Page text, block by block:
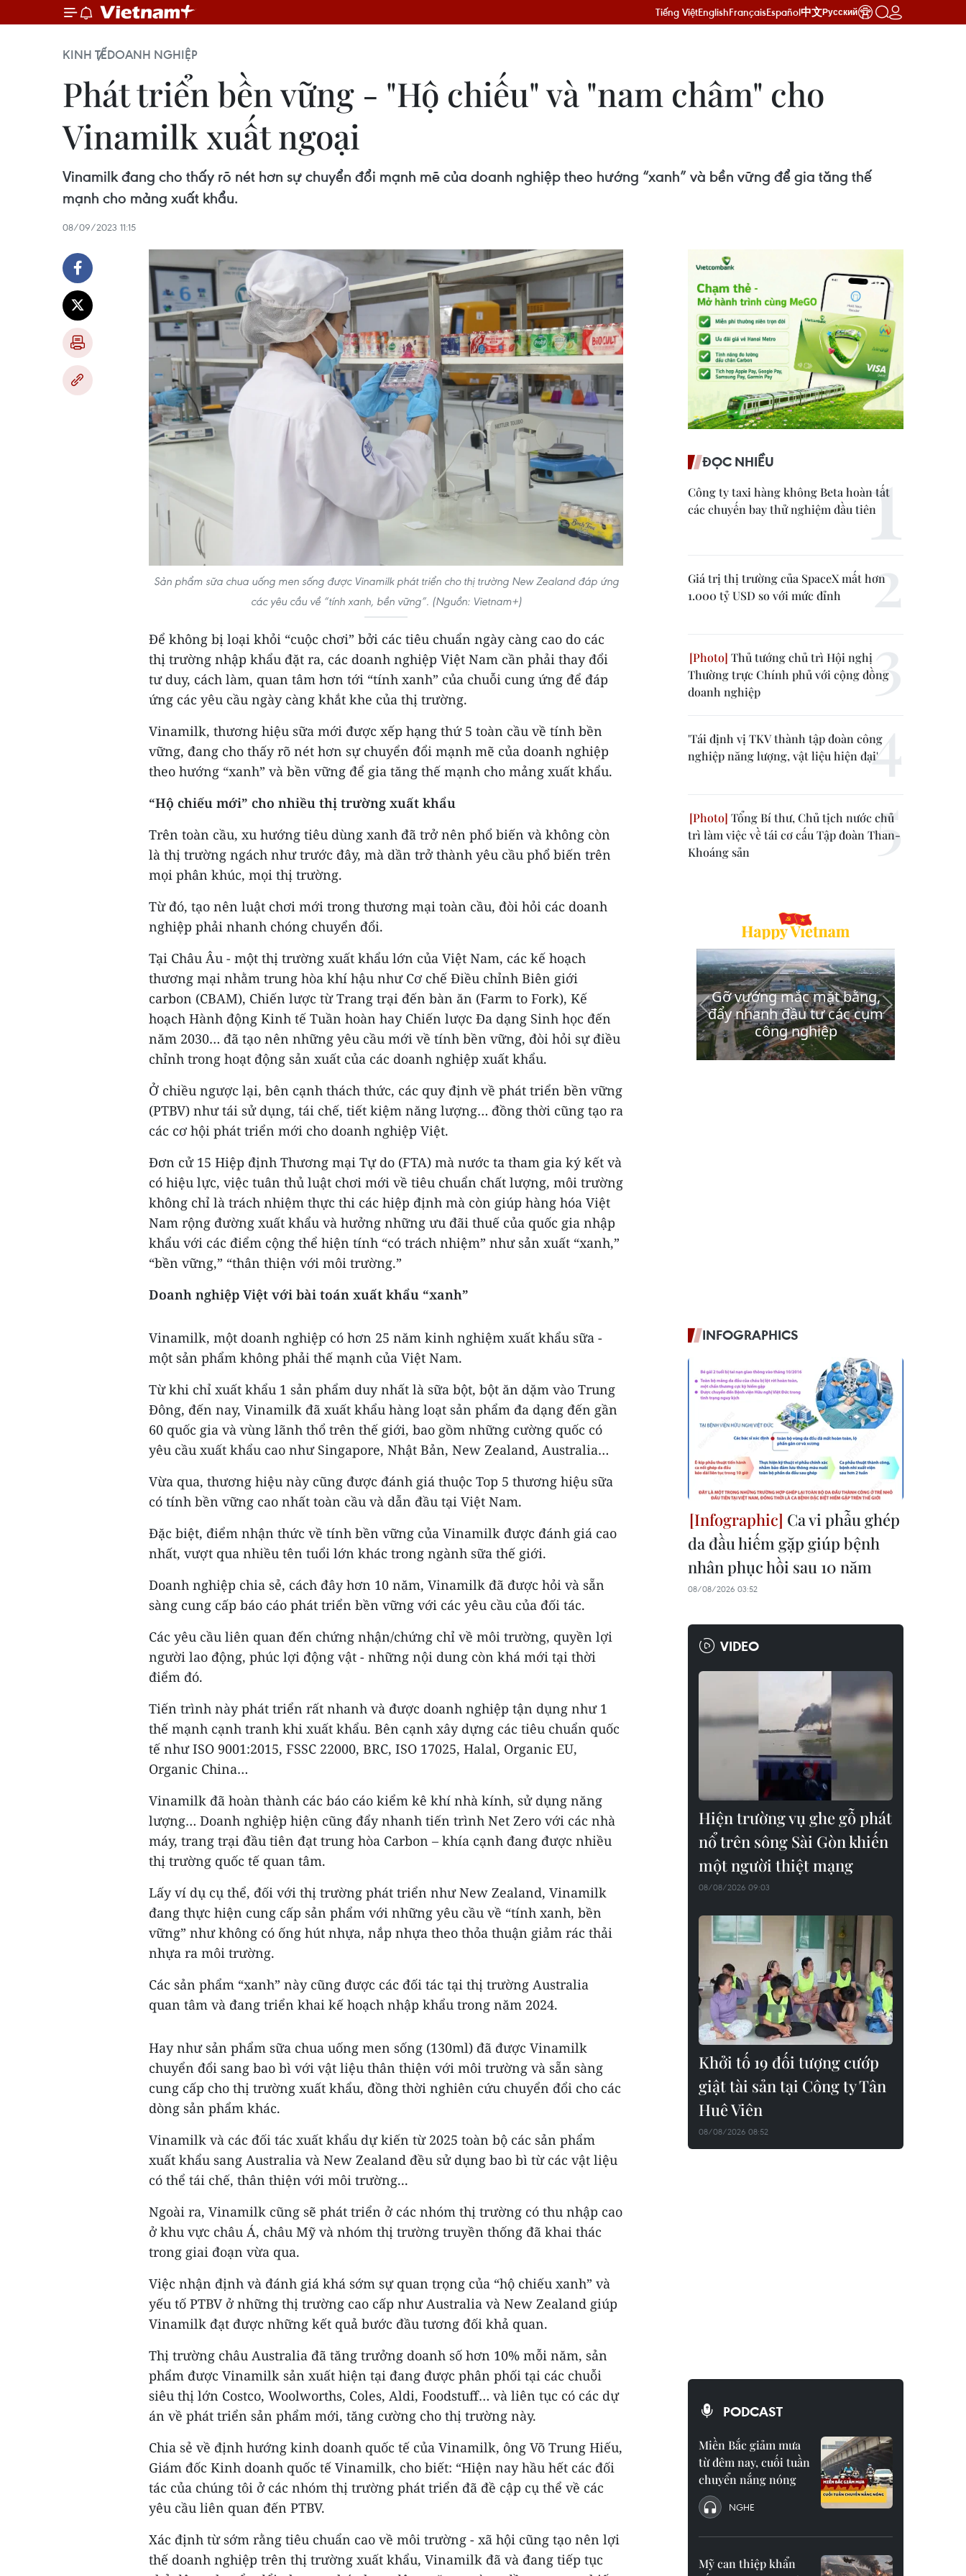
Tiếng ViệtEnglishFrançaisEspañol中文Русский
KINH TẾDOANH NGHIỆP
Phát triển bền vững - "Hộ chiếu" và "nam châm" cho
Vinamilk xuất ngoại
Vinamilk đang cho thấy rõ nét hơn sự chuyển đổi mạnh mẽ của doanh nghiệp theo hướng “xanh” và bền vững để gia tăng thế
mạnh cho mảng xuất khẩu.
08/09/2023 11:15
Sản phẩm sữa chua uống men sống được Vinamilk phát triển cho thị trường New Zealand đáp ứng
các yêu cầu về “tính xanh, bền vững”. (Nguồn: Vietnam+)
Để không bị loại khỏi “cuộc chơi” bởi các tiêu chuẩn ngày càng cao do các
thị trường nhập khẩu đặt ra, các doanh nghiệp Việt Nam cần phải thay đổi
tư duy, cách làm, quan tâm hơn tới “tính xanh” của chuỗi cung ứng để đáp
ứng các yêu cầu ngày càng khắt khe của thị trường.
Vinamilk, thương hiệu sữa mới được xếp hạng thứ 5 toàn cầu về tính bền
vững, đang cho thấy rõ nét hơn sự chuyển đổi mạnh mẽ của doanh nghiệp
theo hướng “xanh” và bền vững để gia tăng thế mạnh cho mảng xuất khẩu.
“Hộ chiếu mới” cho nhiều thị trường xuất khẩu
Trên toàn cầu, xu hướng tiêu dùng xanh đã trở nên phổ biến và không còn
là thị trường ngách như trước đây, mà dần trở thành yêu cầu phổ biến trên
mọi phân khúc, mọi thị trường.
Từ đó, tạo nên luật chơi mới trong thương mại toàn cầu, đòi hỏi các doanh
nghiệp phải nhanh chóng chuyển đổi.
Tại Châu Âu - một thị trường xuất khẩu lớn của Việt Nam, các kế hoạch
thương mại nhằm trung hòa khí hậu như Cơ chế Điều chỉnh Biên giới
carbon (CBAM), Chiến lược từ Trang trại đến bàn ăn (Farm to Fork), Kế
hoạch Hành động Kinh tế Tuần hoàn hay Chiến lược Đa dạng Sinh học đến
năm 2030… đã tạo nên những yêu cầu mới về tính bền vững, đòi hỏi sự điều
chỉnh trong hoạt động sản xuất của các doanh nghiệp xuất khẩu.
Ở chiều ngược lại, bên cạnh thách thức, các quy định về phát triển bền vững
(PTBV) như tái sử dụng, tái chế, tiết kiệm năng lượng… đồng thời cũng tạo ra
các cơ hội phát triển mới cho doanh nghiệp Việt.
Đơn cử 15 Hiệp định Thương mại Tự do (FTA) mà nước ta tham gia ký kết và
có hiệu lực, việc tuân thủ luật chơi mới về tiêu chuẩn chất lượng, môi trường
không chỉ là trách nhiệm thực thi các hiệp định mà còn giúp hàng hóa Việt
Nam rộng đường xuất khẩu và hưởng những ưu đãi thuế của quốc gia nhập
khẩu với các điểm cộng thể hiện tính “có trách nhiệm” như sản xuất “xanh,”
“bền vững,” “thân thiện với môi trường.”
Doanh nghiệp Việt với bài toán xuất khẩu “xanh”
Vinamilk, một doanh nghiệp có hơn 25 năm kinh nghiệm xuất khẩu sữa -
một sản phẩm không phải thế mạnh của Việt Nam.
Từ khi chỉ xuất khẩu 1 sản phẩm duy nhất là sữa bột, bột ăn dặm vào Trung
Đông, đến nay, Vinamilk đã xuất khẩu hàng loạt sản phẩm đa dạng đến gần
60 quốc gia và vùng lãnh thổ trên thế giới, bao gồm những cường quốc có
yêu cầu xuất khẩu cao như Singapore, Nhật Bản, New Zealand, Australia…
Vừa qua, thương hiệu này cũng được đánh giá thuộc Top 5 thương hiệu sữa
có tính bền vững cao nhất toàn cầu và dẫn đầu tại Việt Nam.
Đặc biệt, điểm nhận thức về tính bền vững của Vinamilk được đánh giá cao
nhất, vượt qua nhiều tên tuổi lớn khác trong ngành sữa thế giới.
Doanh nghiệp chia sẻ, cách đây hơn 10 năm, Vinamilk đã được hỏi và sẵn
sàng cung cấp báo cáo phát triển bền vững với các yêu cầu của đối tác.
Các yêu cầu liên quan đến chứng nhận/chứng chỉ về môi trường, quyền lợi
người lao động, phúc lợi động vật - những nội dung còn khá mới tại thời
điểm đó.
Tiến trình này phát triển rất nhanh và được doanh nghiệp tận dụng như 1
thế mạnh cạnh tranh khi xuất khẩu. Bên cạnh xây dựng các tiêu chuẩn quốc
tế như ISO 9001:2015, FSSC 22000, BRC, ISO 17025, Halal, Organic EU,
Organic China…
Vinamilk đã hoàn thành các báo cáo kiểm kê khí nhà kính, sử dụng năng
lượng… Doanh nghiệp hiện cũng đẩy nhanh tiến trình Net Zero với các nhà
máy, trang trại đầu tiên đạt trung hòa Carbon – khía cạnh đang được nhiều
thị trường quốc tế quan tâm.
Lấy ví dụ cụ thể, đối với thị trường phát triển như New Zealand, Vinamilk
đang thực hiện cung cấp sản phẩm với những yêu cầu về “tính xanh, bền
vững” như không có ống hút nhựa, nắp nhựa theo thỏa thuận giảm rác thải
nhựa ra môi trường.
Các sản phẩm “xanh” này cũng được các đối tác tại thị trường Australia
quan tâm và đang triển khai kế hoạch nhập khẩu trong năm 2024.
Hay như sản phẩm sữa chua uống men sống (130ml) đã được Vinamilk
chuyển đổi sang bao bì với vật liệu thân thiện với môi trường và sẵn sàng
cung cấp cho thị trường xuất khẩu, đồng thời nghiên cứu chuyển đổi cho các
dòng sản phẩm khác.
Vinamilk và các đối tác xuất khẩu dự kiến từ 2025 toàn bộ các sản phẩm
xuất khẩu sang Australia và New Zealand đều sử dụng bao bì từ các vật liệu
có thể tái chế, thân thiện với môi trường...
Ngoài ra, Vinamilk cũng sẽ phát triển ở các nhóm thị trường có thu nhập cao
ở khu vực châu Á, châu Mỹ và nhóm thị trường truyền thống đã khai thác
trong giai đoạn vừa qua.
Việc nhận định và đánh giá khá sớm sự quan trọng của “hộ chiếu xanh” và
yếu tố PTBV ở những thị trường cao cấp như Australia và New Zealand giúp
Vinamilk đạt được những kết quả bước đầu tương đối khả quan.
Thị trường châu Australia đã tăng trưởng doanh số hơn 10% mỗi năm, sản
phẩm được Vinamilk sản xuất hiện tại đang được phân phối tại các chuỗi
siêu thị lớn Costco, Woolworths, Coles, Aldi, Foodstuff… và liên tục có các dự
án về phát triển sản phẩm mới, tăng cường cho thị trường này.
Chia sẻ về định hướng kinh doanh quốc tế của Vinamilk, ông Võ Trung Hiếu,
Giám đốc Kinh doanh quốc tế Vinamilk, cho biết: “Hiện nay hầu hết các đối
tác của chúng tôi ở các nhóm thị trường phát triển đã đề cập cụ thể về các
yêu cầu liên quan đến PTBV.
Xác định từ sớm rằng tiêu chuẩn cao về môi trường - xã hội cũng tạo nên lợi
thế doanh nghiệp trên thị trường xuất khẩu, Vinamilk đã và đang tiếp tục
ĐỌC NHIỀU
Công ty taxi hàng không Beta hoàn tất
các chuyến bay thử nghiệm đầu tiên
Giá trị thị trường của SpaceX mất hơn
1.000 tỷ USD so với mức đỉnh
Thủ tướng chủ trì Hội nghị
Thường trực Chính phủ với cộng đồng
doanh nghiệp
'Tái định vị TKV thành tập đoàn công
nghiệp năng lượng, vật liệu hiện đại'
Tổng Bí thư, Chủ tịch nước chủ
trì làm việc về tái cơ cấu Tập đoàn Than-
Khoáng sản
INFOGRAPHICS
Ca vi phẫu ghép
da đầu hiếm gặp giúp bệnh
nhân phục hồi sau 10 năm
08/08/2026 03:52
VIDEO
Hiện trường vụ ghe gỗ phát
nổ trên sông Sài Gòn khiến
một người thiệt mạng
08/08/2026 09:03
Khởi tố 19 đối tượng cướp
giật tài sản tại Công ty Tân
Huê Viên
08/08/2026 08:52
PODCAST
Miền Bắc giảm mưa
từ đêm nay, cuối tuần
chuyển nắng nóng
NGHE
Mỹ can thiệp khẩn